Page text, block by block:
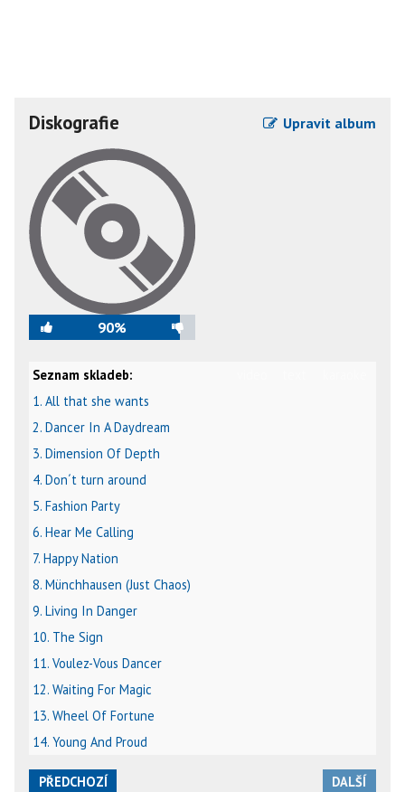
Diskografie Upravit album
90%
Seznam skladeb:
1. All that she wants
2. Dancer In A Daydream
3. Dimension Of Depth
4. Don´t turn around
5. Fashion Party
6. Hear Me Calling
7. Happy Nation
8. Münchhausen (Just Chaos)
9. Living In Danger
10. The Sign
11. Voulez-Vous Dancer
12. Waiting For Magic
13. Wheel Of Fortune
14. Young And Proud
PŘEDCHOZÍ DALŠÍ